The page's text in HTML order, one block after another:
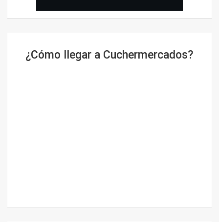
¿Cómo llegar a Cuchermercados?